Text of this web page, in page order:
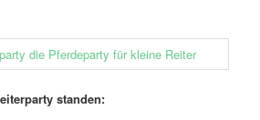
standen: